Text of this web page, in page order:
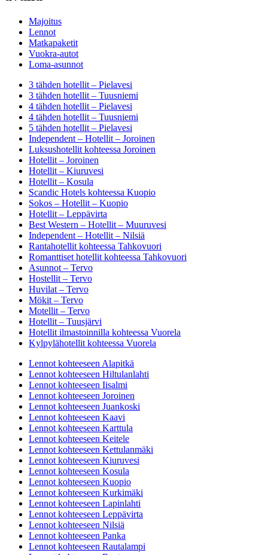
Majoitus
Lennot
Matkapaketit
Vuokra-autot
Loma-asunnot
3 tähden hotellit – Pielavesi
3 tähden hotellit – Tuusniemi
4 tähden hotellit – Pielavesi
4 tähden hotellit – Tuusniemi
5 tähden hotellit – Pielavesi
Independent – Hotellit – Joroinen
Luksushotellit kohteessa Joroinen
Hotellit – Joroinen
Hotellit – Kiuruvesi
Hotellit – Kosula
Scandic Hotels kohteessa Kuopio
Sokos – Hotellit – Kuopio
Hotellit – Leppävirta
Best Western – Hotellit – Muuruvesi
Independent – Hotellit – Nilsiä
Rantahotellit kohteessa Tahkovuori
Romanttiset hotellit kohteessa Tahkovuori
Asunnot – Tervo
Hostellit – Tervo
Huvilat – Tervo
Mökit – Tervo
Motellit – Tervo
Hotellit – Tuusjärvi
Hotellit ilmastoinnilla kohteessa Vuorela
Kylpylähotellit kohteessa Vuorela
Lennot kohteeseen Alapitkä
Lennot kohteeseen Hiltulanlahti
Lennot kohteeseen Iisalmi
Lennot kohteeseen Joroinen
Lennot kohteeseen Juankoski
Lennot kohteeseen Kaavi
Lennot kohteeseen Karttula
Lennot kohteeseen Keitele
Lennot kohteeseen Kettulanmäki
Lennot kohteeseen Kiuruvesi
Lennot kohteeseen Kosula
Lennot kohteeseen Kuopio
Lennot kohteeseen Kurkimäki
Lennot kohteeseen Lapinlahti
Lennot kohteeseen Leppävirta
Lennot kohteeseen Nilsiä
Lennot kohteeseen Panka
Lennot kohteeseen Rautalampi